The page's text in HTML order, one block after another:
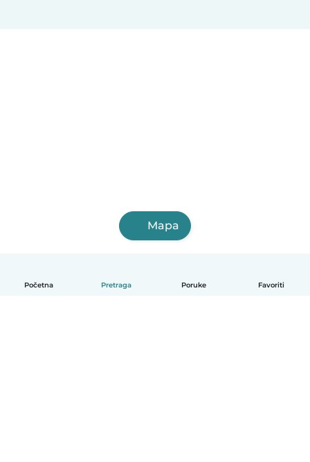
Početna Pretraga Poruke Favoriti
Mapa